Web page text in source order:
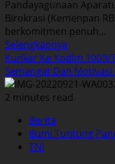
Pandayagunaan
Birokrasi (Kemenpan
berkomitmen penuh...
Selengkapnya
more
about
RB
Tuntaskan
Kunker Ke Kodim 1009/
Semangat Dan
2 minutes read
Berita
Bumi Tuntung
TNI